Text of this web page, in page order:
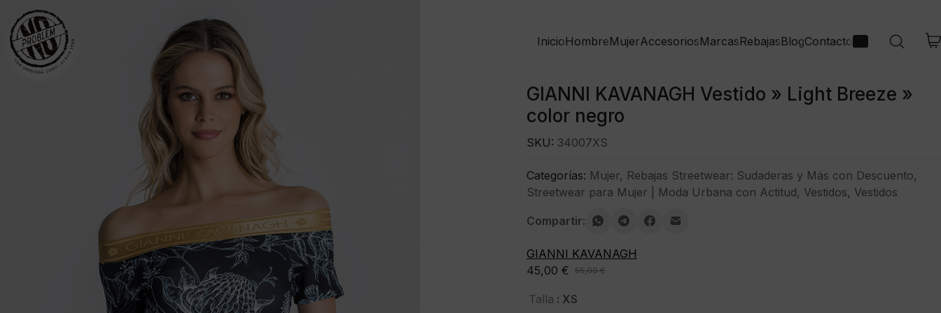
InicioHombreMujerAccesoriosMarcasRebajasBlogContacto
GIANNI KAVANAGH Vestido » Light Breeze »
color negro
55,00€
El
precio
45,00 €
El
precio
Talla : XS
SKU: 34007XS
Categorías: Mujer, Rebajas Streetwear: Sudaderas y Más con Descuento,
Streetwear para Mujer | Moda Urbana con Actitud, Vestidos, Vestidos
Compartir:
GIANNI KAVANAGH